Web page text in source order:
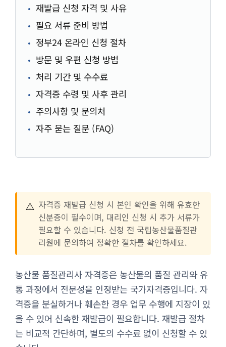
재발급 신청 자격 및 사유
필요 서류 준비 방법
정부24 온라인 신청 절차
방문 및 우편 신청 방법
처리 기간 및 수수료
자격증 수령 및 사후 관리
주의사항 및 문의처
자주 묻는 질문 (FAQ)
⚠️ 자격증 재발급 신청 시 본인 확인을 위해 유효한
신분증이 필수이며, 대리인 신청 시 추가 서류가
필요할 수 있습니다. 신청 전 국립농산물품질관
리원에 문의하여 정확한 절차를 확인하세요.
농산물 품질관리사 자격증은 농산물의 품질 관리와 유
통 과정에서 전문성을 인정받는 국가자격증입니다. 자
격증을 분실하거나 훼손한 경우 업무 수행에 지장이 있
을 수 있어 신속한 재발급이 필요합니다. 재발급 절차
는 비교적 간단하며, 별도의 수수료 없이 신청할 수 있